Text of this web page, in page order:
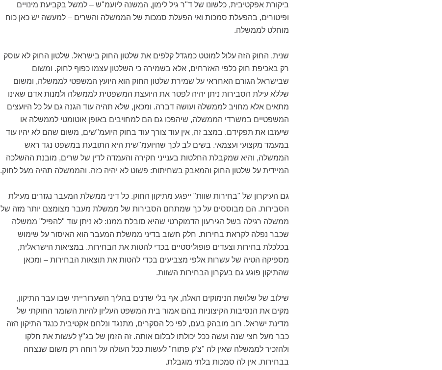
ביקורת אפקטיבית, כלשונו של ד"ר גיל לימון, המשנה ליועמ"ש – למשל בקביעת מינויים
ופיטורים, בהפעלת סמכות ואי הפעלת סמכות של הממשלה והשרים – למעשה יש כאן כוח
מוחלט לממשלה.
שנית, החוק הזה עלול למוטט כמגדל קלפים את שלטון החוק בישראל. שלטון החוק לא עוסק
רק באכיפת חוק כלפי האזרחים, אלא בשמירה כי השלטון עצמו כפוף לחוק. ומשום
שבישראל הגורם האחראי על שמירת שלטון החוק הוא היועץ המשפטי לממשלה, ומשום
שללא עילת הסבירות ניתן יהיה לפטר את היועצת המשפטית לממשלה ולמנות אדם שאינו
מתאים אלא מחויב לממשלה ועושה דברה. ומכאן, שלא תהיה עוד הגנה גם על כל היועצים
המשפטיים במשרדי הממשלה, שיהפכו גם הם למחויבים באופן אוטומטי לממשלה או
שיעזבו את תפקידם. במצב זה, אין עוד צורך עוד בחוק היועמ"שים, משום שהם לא יהיו עוד
במעמד מקצועי ועצמאי. בשים לב לכך שהיועמ"שית היא התובעת במשפט נגד ראש
הממשלה, והיא שמקבלת החלטות בענייני חקירה והעמדה לדין של שרים, מובנת ההשלכה
המיידית על שלטון החוק והמאבק בשחיתות: פשוט לא יהיה כזה, והממשלה תהיה מעל לחוק.
גם העיקרון של "בחירות שוות" ייפגע מתיקון החוק. כל דיני ממשלת המעבר נגזרים מעילת
הסבירות. הם מבוססים על כך שמתחם הסבירות של ממשלת מעבר מצומצם יותר מזה של
ממשלה רגילה בשל הגירעון הדמוקרטי שהיא סובלת ממנו: לא ניתן עוד "להפיל" ממשלה
שכבר נפלה לקראת בחירות. חלק חשוב בדיני ממשלת המעבר הוא האיסור על שימוש
בכלכלת בחירות וצעדים פופוליסטיים בכדי להטות את הבחירות. במציאות הישראלית,
מספיקה הטיה של עשרות אלפי מצביעים בכדי להטות את תוצאות הבחירות – ומכאן
שהתיקון פוגע גם בעקרון הבחירות השוות.
שילוב של שלושת הנימוקים האלה, אף בלי שדנים בהליך השערורייתי שבו עבר התיקון,
מקים את הנסיבות הקיצוניות בהם אמור בית המשפט העליון להיות השומר החוקתי של
מדינת ישראל. רוב מובהק בעם, לפי כל הסקרים, מתנגד ונלחם אקטיבית כנגד התיקון הזה
כבר מעל חצי שנה ועשה ככל יכולתו לבלום אותה. זה הזמן של בג"ץ לעשות את חלקו
ולהזכיר לממשלה שאין לה "צ'ק פתוח" לעשות ככל העולה על רוחה רק משום שנצחה
בבחירות. אין לה סמכות בלתי מוגבלת.